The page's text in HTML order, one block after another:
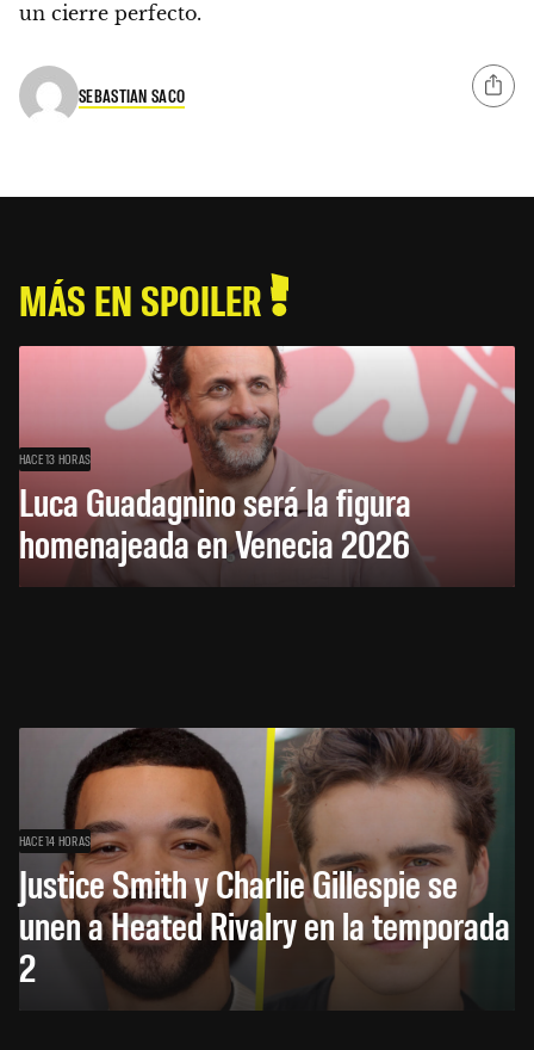
un cierre perfecto.
SEBASTIAN SACO
MÁS EN SPOILER
HACE 13 HORAS
Luca Guadagnino será la figura
homenajeada en Venecia 2026
HACE 14 HORAS
Justice Smith y Charlie Gillespie se
unen a Heated Rivalry en la temporada
2